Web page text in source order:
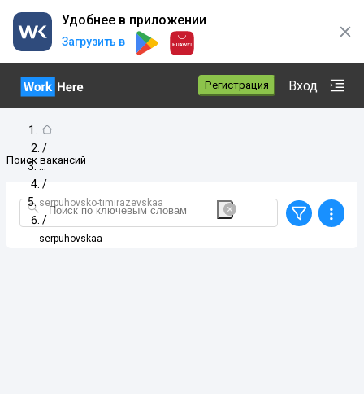
Удобнее в приложении
Загрузить в
Регистрация Вход
/
/
serpuhovsko-timirazevskaa
/
serpuhovskaa
Поиск вакансий